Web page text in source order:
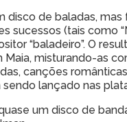
de baladas,
(tais como
“baladeiro”. O
misturando-as
canções
lançado nas
um disco de